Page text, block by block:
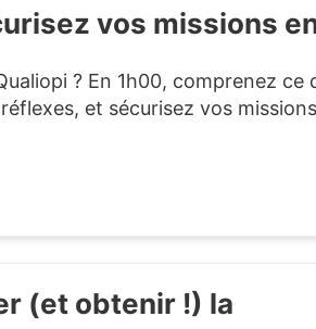
vos missions
? En 1h00, comprenez ce
et sécurisez vos
(et obtenir !) la